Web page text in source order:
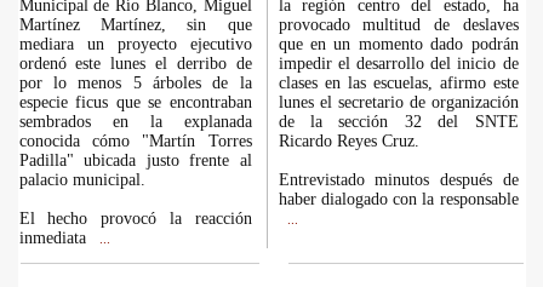
Municipal de Río Blanco, Miguel
Martínez Martínez, sin que
mediara un proyecto ejecutivo
ordenó este lunes el derribo de
por lo menos 5 árboles de la
especie ficus que se encontraban
sembrados en la explanada
conocida cómo "Martín Torres
Padilla" ubicada justo frente al
palacio municipal.
El hecho provocó la reacción
inmediata
la región centro del estado, ha
provocado multitud de deslaves
que en un momento dado podrán
impedir el desarrollo del inicio de
clases en las escuelas, afirmo este
lunes el secretario de organización
de la sección 32 del SNTE
Ricardo Reyes Cruz.
Entrevistado minutos después de
haber dialogado con la responsable